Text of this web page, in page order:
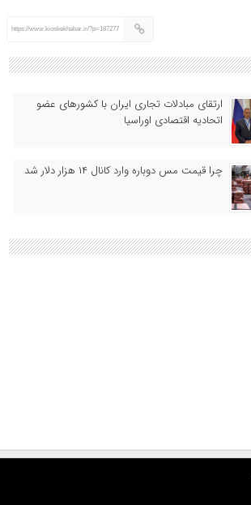
https://www.kioskekhabar.ir/?p=187277
ارتقای مبادلات تجاری ایران با کشورهای عضو
اتحادیه اقتصادی اوراسیا
چرا قیمت مس دوباره وارد کانال ۱۴ هزار دلار شد